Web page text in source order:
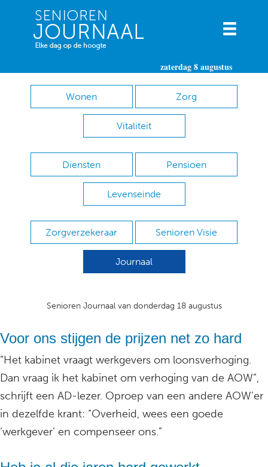
zaterdag 8 augustus
Wonen Zorg
Vitaliteit
Diensten Pensioen
Levenseinde
Zorgverzekeraar Senioren Visie
Journaal
Senioren Journaal van donderdag 18 augustus
Voor ons stijgen de prijzen net zo hard
“Het kabinet vraagt werkgevers om loonsverhoging.
Dan vraag ik het kabinet om verhoging van de AOW”,
schrijft een AD-lezer. Oproep van een andere AOW’er
in dezelfde krant: “Overheid, wees een goede
‘werkgever’ en compenseer ons.”